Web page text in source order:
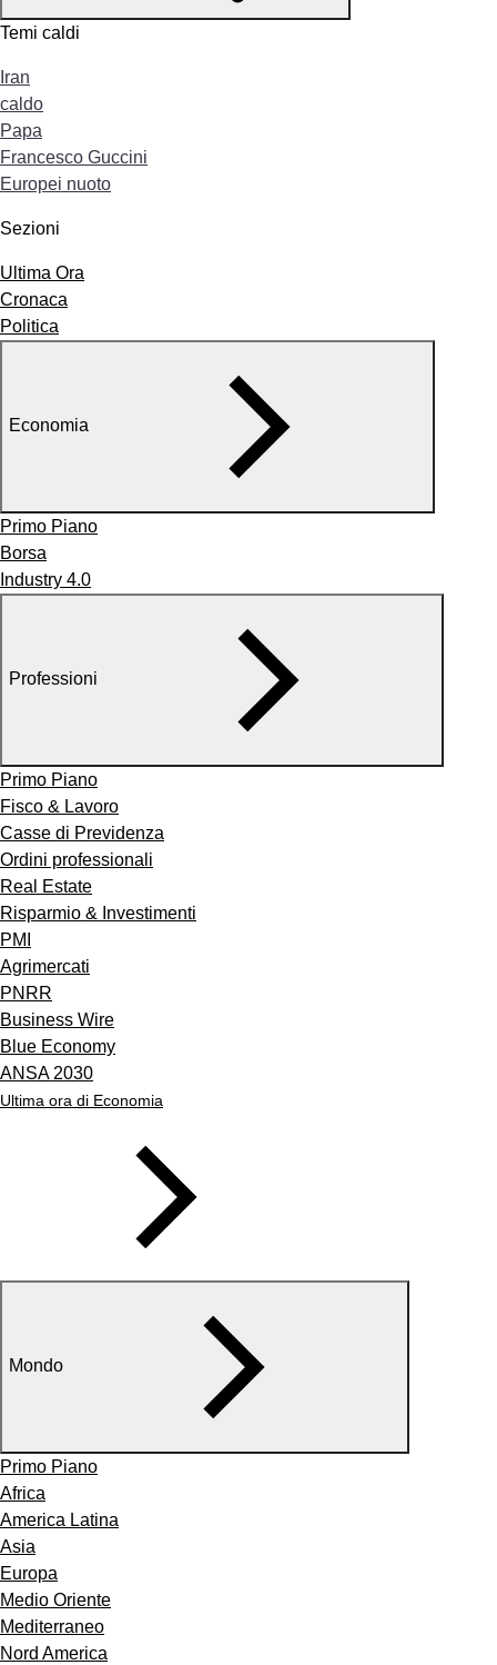
Temi caldi
Iran
caldo
Papa
Francesco Guccini
Europei nuoto
Sezioni
Ultima Ora
Cronaca
Politica
Economia
Primo Piano
Borsa
Industry 4.0
Professioni
Primo Piano
Fisco & Lavoro
Casse di Previdenza
Ordini professionali
Real Estate
Risparmio & Investimenti
PMI
Agrimercati
PNRR
Business Wire
Blue Economy
ANSA 2030
Ultima ora di Economia
Mondo
Primo Piano
Africa
America Latina
Asia
Europa
Medio Oriente
Mediterraneo
Nord America